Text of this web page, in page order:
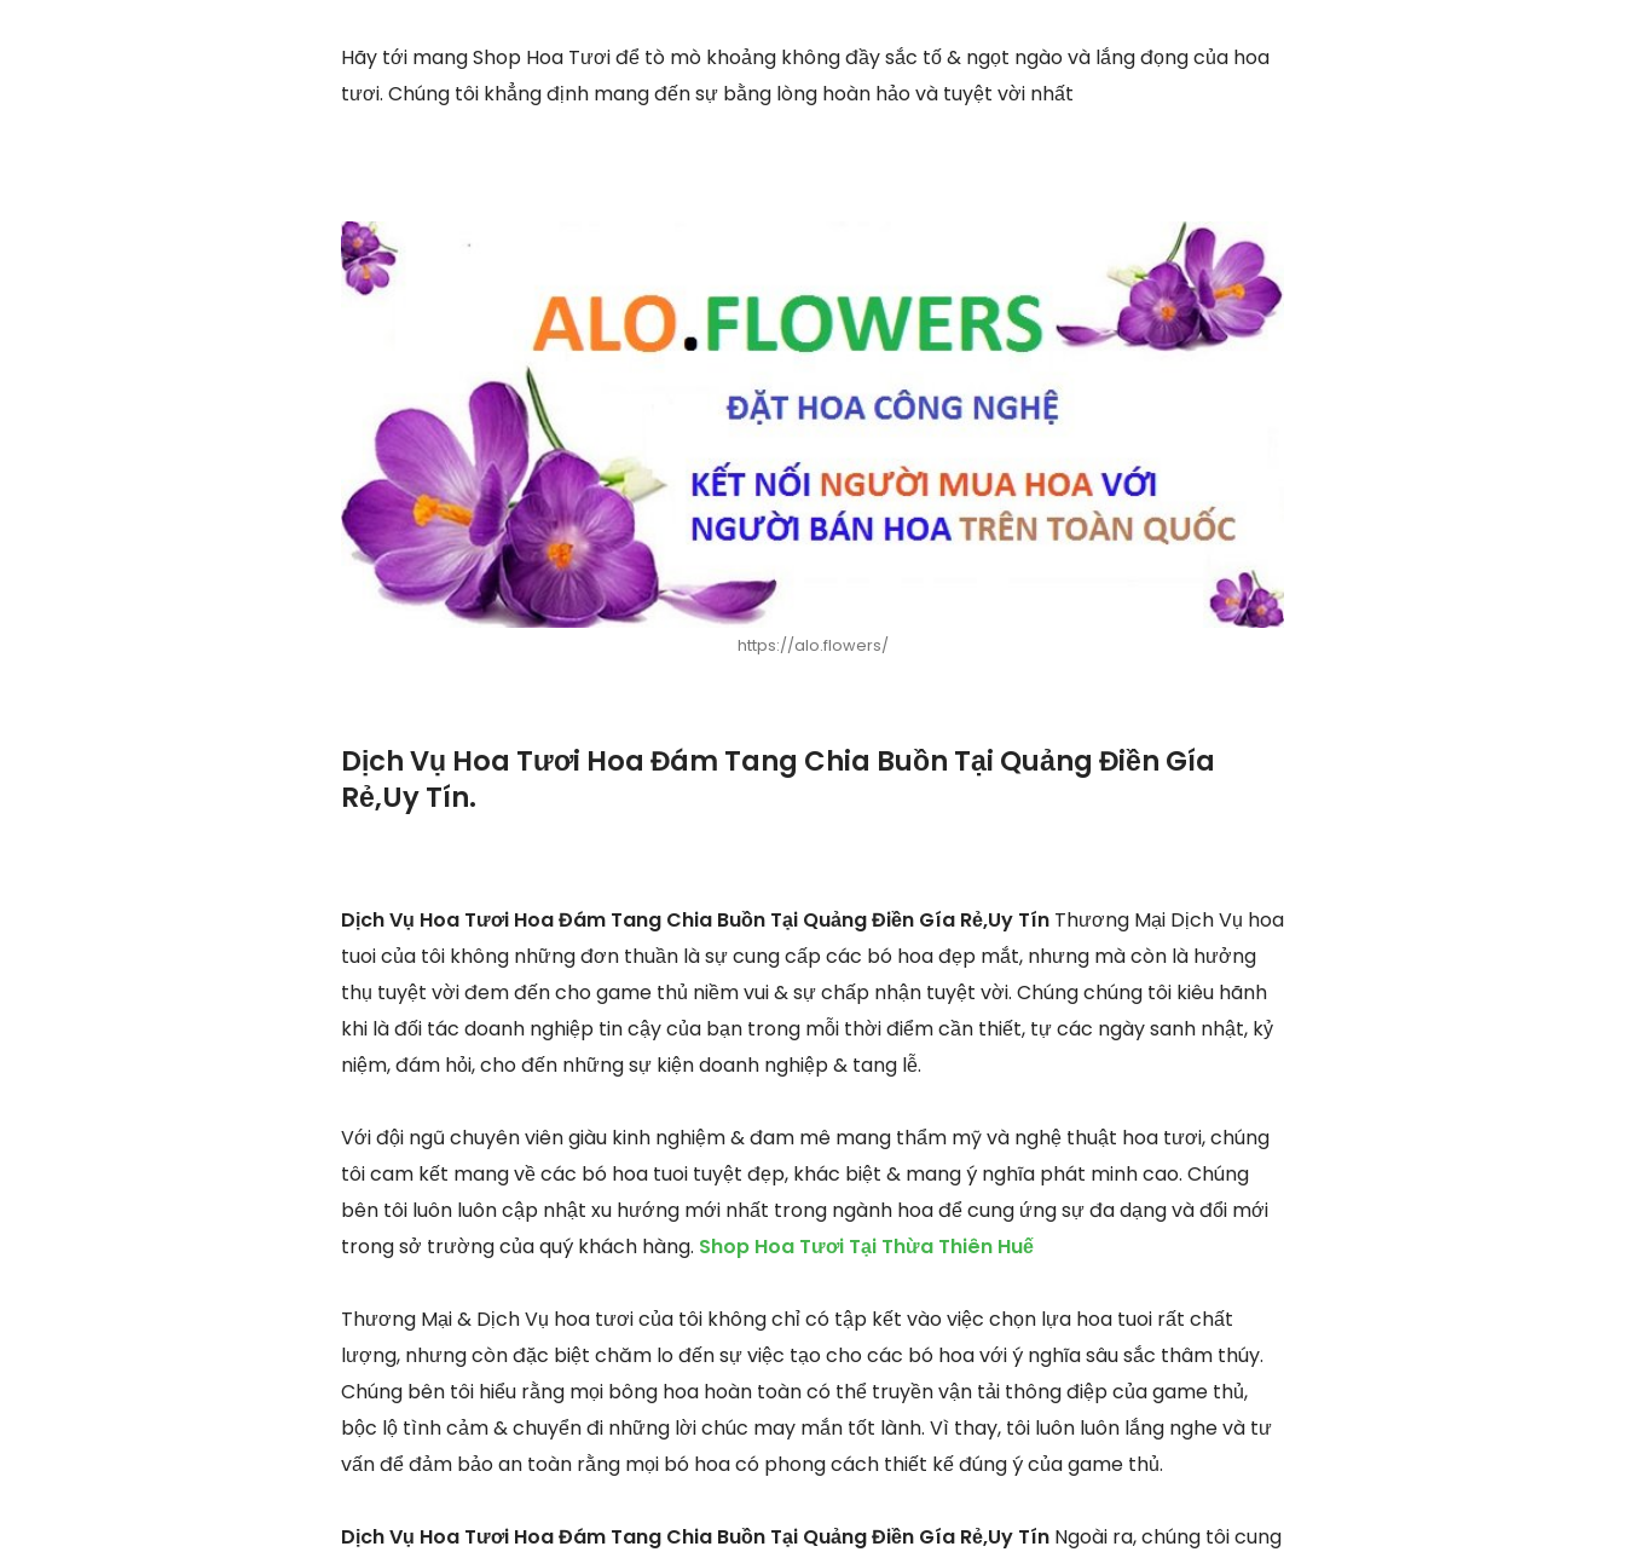
Hãy tới mang Shop Hoa Tươi để tò mò khoảng không đầy sắc tố & ngọt ngào và lắng đọng của hoa
tươi. Chúng tôi khẳng định mang đến sự bằng lòng hoàn hảo và tuyệt vời nhất
https://alo.flowers/
Dịch Vụ Hoa Tươi Hoa Đám Tang Chia Buồn Tại Quảng Điền Gía
Rẻ,Uy Tín.
Dịch Vụ Hoa Tươi Hoa Đám Tang Chia Buồn Tại Quảng Điền Gía Rẻ,Uy Tín Thương Mại Dịch Vụ hoa
tuoi của tôi không những đơn thuần là sự cung cấp các bó hoa đẹp mắt, nhưng mà còn là hưởng
thụ tuyệt vời đem đến cho game thủ niềm vui & sự chấp nhận tuyệt vời. Chúng chúng tôi kiêu hãnh
khi là đối tác doanh nghiệp tin cậy của bạn trong mỗi thời điểm cần thiết, tự các ngày sanh nhật, kỷ
niệm, đám hỏi, cho đến những sự kiện doanh nghiệp & tang lễ.
Với đội ngũ chuyên viên giàu kinh nghiệm & đam mê mang thẩm mỹ và nghệ thuật hoa tươi, chúng
tôi cam kết mang về các bó hoa tuoi tuyệt đẹp, khác biệt & mang ý nghĩa phát minh cao. Chúng
bên tôi luôn luôn cập nhật xu hướng mới nhất trong ngành hoa để cung ứng sự đa dạng và đổi mới
trong sở trường của quý khách hàng. Shop Hoa Tươi Tại Thừa Thiên Huế
Thương Mại & Dịch Vụ hoa tươi của tôi không chỉ có tập kết vào việc chọn lựa hoa tuoi rất chất
lượng, nhưng còn đặc biệt chăm lo đến sự việc tạo cho các bó hoa với ý nghĩa sâu sắc thâm thúy.
Chúng bên tôi hiểu rằng mọi bông hoa hoàn toàn có thể truyền vận tải thông điệp của game thủ,
bộc lộ tình cảm & chuyển đi những lời chúc may mắn tốt lành. Vì thay, tôi luôn luôn lắng nghe và tư
vấn để đảm bảo an toàn rằng mọi bó hoa có phong cách thiết kế đúng ý của game thủ.
Dịch Vụ Hoa Tươi Hoa Đám Tang Chia Buồn Tại Quảng Điền Gía Rẻ,Uy Tín Ngoài ra, chúng tôi cung